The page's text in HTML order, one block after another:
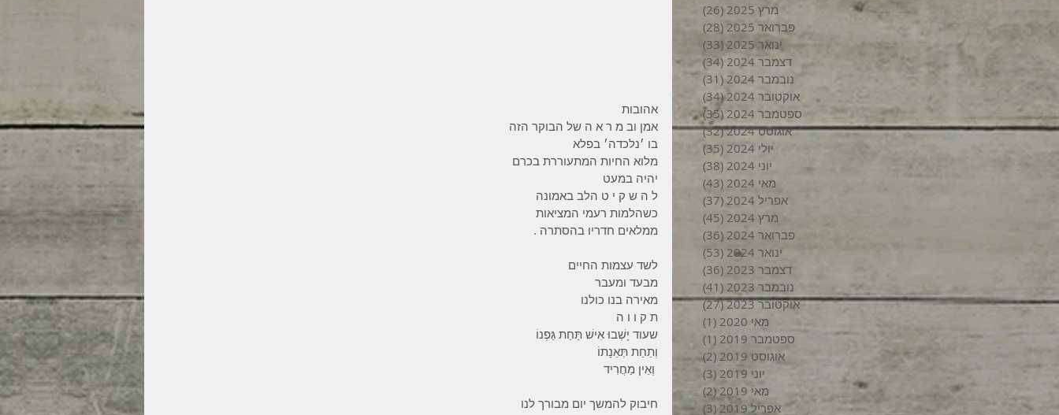
אהובות
אמן וב מ ר א ה של הבוקר הזה
בו ׳נלכדה׳ בפלא
מלוא החיות המתעוררת בכרם
יהיה במעט
ל ה ש ק י ט הלב באמונה
כשהלמות רעמי המציאות
ממלאים חדריו בהסתרה .
לשד עצמות החיים
מבעד ומעבר
מאירה בנו כולנו
ת ק ו ו ה
שעוד יָשְׁבוּ אִישׁ תַּחַת גַּפְנוֹ
וְתַחַת תְּאֵנָתוֹ
חיבוק להמשך יום מבורך לנו
מרץ 2025 (26)
פברואר 2025
(28)
ינואר 2025
(33)
דצמבר 2024
(34)
34 פוסטים
נובמבר 2024
(31)
31 פוסטים
אוקטובר 2024
(34)
ספטמבר 2024
(35)
35 פוסטים
אוגוסט 2024
(32)
32 פוסטים
יולי 2024
(35)
יוני 2024
(38)
מאי 2024
(43)
אפריל 2024
(37)
מרץ 2024
(45)
פברואר 2024
(36)
ינואר 2024
(53)
דצמבר 2023
(36)
נובמבר 2023
(41)
אוקטובר 2023
(27)
27 פוסטים
מאי 2020
(1)
ספטמבר 2019
(1)
אוגוסט 2019
(2)
2 פוסטים
יוני 2019
(3)
מאי 2019
(2)
2 פוסטים
אפריל 2019
(3)